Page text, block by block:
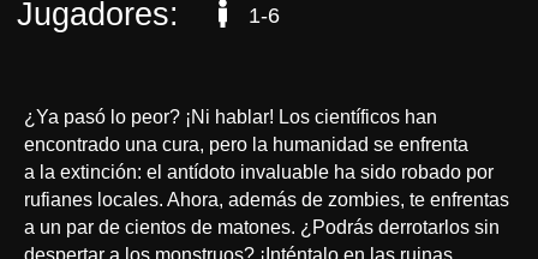
¿Ya pasó lo peor? ¡Ni hablar! Los científicos han
encontrado una cura, pero la humanidad se enfrenta
a la extinción: el antídoto invaluable ha sido robado por
rufianes locales. Ahora, además de zombies, te enfrentas
a un par de cientos de matones. ¿Podrás derrotarlos sin
despertar a los monstruos? ¡Inténtalo en las ruinas